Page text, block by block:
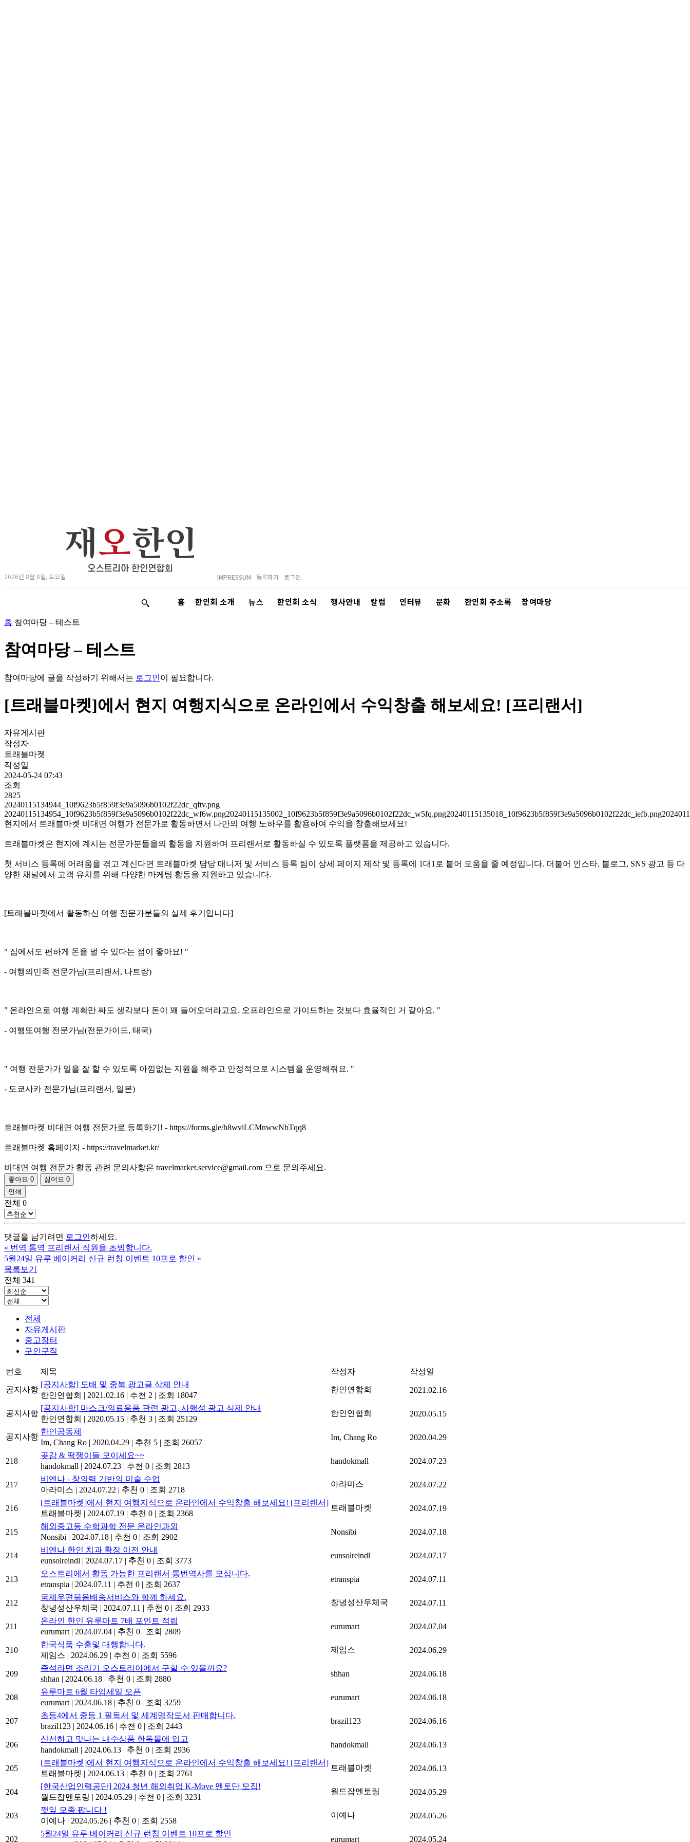
2026년 8월 8일, 토요일 IMPRESSUM 등록하기 로그인
홈 한인회 소개 뉴스 한인회 소식 행사안내 칼럼 인터뷰 문화 한인회 주소록 참여마당
홈 참여마당 – 테스트
참여마당 – 테스트
참여마당에 글을 작성하기 위해서는 로그인이 필요합니다.
[트래블마켓]에서 현지 여행지식으로 온라인에서 수익창출 해보세요! [프리랜서]
자유게시판
작성자
트래블마켓
작성일
2024-05-24 07:43
조회
2825
20240115134944_10f9623b5f859f3e9a5096b0102f22dc_qftv.png
현지에서 트래블마켓 비대면 여행가 전문가로 활동하면서 나만의 여행 노하우를 활용하여 수익을 창출해보세요!
트래블마켓은 현지에 계시는 전문가분들을의 활동을 지원하며 프리랜서로 활동하실 수 있도록 플랫폼을 제공하고 있습니다.
첫 서비스 등록에 어려움을 겪고 계신다면 트래블마켓 담당 매니저 및 서비스 등록 팀이 상세 페이지 제작 및 등록에 1대1로 붙어 도움을 줄 예정입니다. 더불어 인스타, 블로그, SNS 광고 등 다
양한 채널에서 고객 유치를 위해 다양한 마케팅 활동을 지원하고 있습니다.
[트래블마켓에서 활동하신 여행 전문가분들의 실제 후기입니다]
" 집에서도 편하게 돈을 벌 수 있다는 점이 좋아요! "
- 여행의민족 전문가님(프리랜서, 나트랑)
" 온라인으로 여행 계획만 짜도 생각보다 돈이 꽤 들어오더라고요. 오프라인으로 가이드하는 것보다 효율적인 거 같아요. "
- 여행또여행 전문가님(전문가이드, 태국)
" 여행 전문가가 일을 잘 할 수 있도록 아낌없는 지원을 해주고 안정적으로 시스템을 운영해줘요. "
- 도쿄사카 전문가님(프리랜서, 일본)
트래블마켓 비대면 여행 전문가로 등록하기! - https://forms.gle/h8wviLCMnwwNbTqq8
트래블마켓 홈페이지 - https://travelmarket.kr/
비대면 여행 전문가 활동 관련 문의사항은 travelmarket.service@gmail.com 으로 문의주세요.
좋아요 0 싫어요 0
인쇄
전체 0
댓글을 남기려면 로그인하세요.
« 번역 통역 프리랜서 직원을 초빙합니다.
5월24일 유루 베이커리 신규 런칭 이벤트 10프로 할인 »
목록보기
전체 341
전체
자유게시판
중고장터
구인구직
번호 제목 작성자 작성일
공지사항
[공지사항] 도배 및 중복 광고글 삭제 안내
한인연합회
2021.02.16 추천 2 조회 18047
한인연합회 2021.02.16
공지사항
[공지사항] 마스크/의료용품 관련 광고, 사행성 광고 삭제 안내
한인연합회
2020.05.15 추천 3 조회 25129
한인연합회 2020.05.15
공지사항
한인공동체
Im, Chang Ro
2020.04.29 추천 5 조회 26057
Im, Chang Ro 2020.04.29
218
곶감 & 떡쟁이들 모이세요~~
handokmall
2024.07.23 추천 0 조회 2813
handokmall 2024.07.23
217
비엔나 - 창의력 기반의 미술 수업
아라미스
2024.07.22 추천 0 조회 2718
아라미스 2024.07.22
216
[트래블마켓]에서 현지 여행지식으로 온라인에서 수익창출 해보세요! [프리랜서]
트래블마켓
2024.07.19 추천 0 조회 2368
트래블마켓 2024.07.19
215
해외중고등 수학과학 전문 온라인과외
Nonsibi
2024.07.18 추천 0 조회 2902
Nonsibi 2024.07.18
214
비엔나 한인 치과 확장 이전 안내
eunsolreindl
2024.07.17 추천 0 조회 3773
eunsolreindl 2024.07.17
213
오스트리에서 활동 가능한 프리랜서 통번역사를 모십니다.
etranspia
2024.07.11 추천 0 조회 2637
etranspia 2024.07.11
212
국제우편묶음배송서비스와 함께 하세요.
창녕성산우체국
2024.07.11 추천 0 조회 2933
창녕성산우체국 2024.07.11
211
온라인 한인 유루마트 7배 포인트 적립
eurumart
2024.07.04 추천 0 조회 2809
eurumart 2024.07.04
210
한국식품 수출및 대행합니다.
제임스
2024.06.29 추천 0 조회 5596
제임스 2024.06.29
209
즉석라면 조리기 오스트리아에서 구할 수 있을까요?
shhan
2024.06.18 추천 0 조회 2880
shhan 2024.06.18
208
유루마트 6월 타임세일 오픈
eurumart
2024.06.18 추천 0 조회 3259
eurumart 2024.06.18
207
초등4에서 중등 1 필독서 및 세계명작도서 판매합니다.
brazil123
2024.06.16 추천 0 조회 2443
brazil123 2024.06.16
206
신선하고 맛나는 내수상품 한독몰에 입고
handokmall
2024.06.13 추천 0 조회 2936
handokmall 2024.06.13
205
[트래블마켓]에서 현지 여행지식으로 온라인에서 수익창출 해보세요! [프리랜서]
트래블마켓
2024.06.13 추천 0 조회 2761
트래블마켓 2024.06.13
204
[한국산업인력공단] 2024 청년 해외취업 K-Move 멘토단 모집!
월드잡멘토링
2024.05.29 추천 0 조회 3231
월드잡멘토링 2024.05.29
203
깻잎 모종 팝니다 !
이예나
2024.05.26 추천 0 조회 2558
이예나 2024.05.26
202
5월24일 유루 베이커리 신규 런칭 이벤트 10프로 할인
eurumart 2024.05.24